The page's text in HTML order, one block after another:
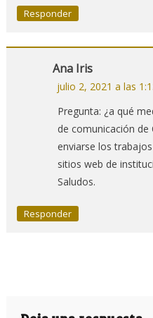
Responder
Ana Iris
julio 2, 2021 a las
Pregunta: ¿a qué
de comunicación de
enviarse los
sitios web de
Saludos.
Responder